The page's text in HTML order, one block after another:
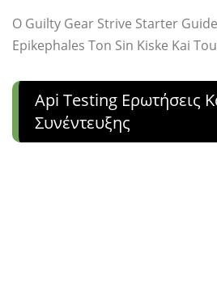
O Guilty Gear Strive Starter
Epikephales Ton Sin Kiske Kai
Api Testing Ερωτήσεις
Συνέντευξης